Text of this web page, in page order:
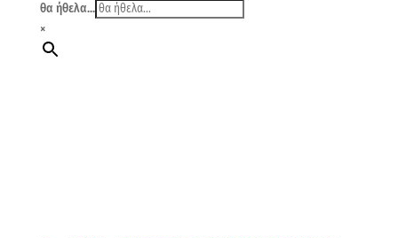
θα ήθελα...
×